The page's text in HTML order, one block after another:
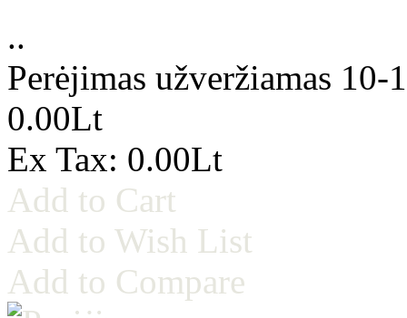
..
Perėjimas užveržiamas
0.00Lt
Ex Tax: 0.00Lt
Add to Cart
Add to Wish List
Add to Compare